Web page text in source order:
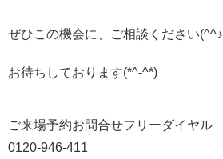
ぜひこの機会に、ご相談ください(^^♪
お待ちしております(*^-^*)
ご来場予約お問合せフリーダイヤル
0120-946-411